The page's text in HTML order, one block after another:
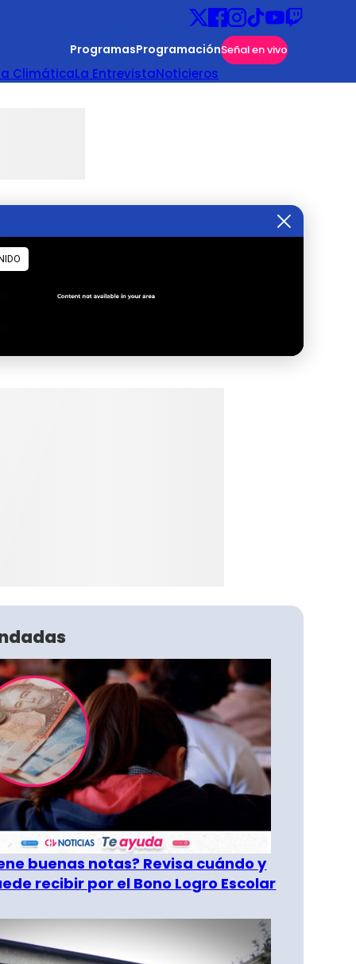
ProgramasProgramaciónSeñal en vivo
ClimáticaLa EntrevistaNoticieros
buenas notas? Revisa cuándo y
recibir por el Bono Logro Escolar